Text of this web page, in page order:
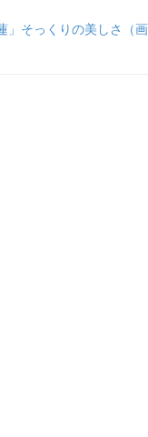
」そっくりの美しさ（画